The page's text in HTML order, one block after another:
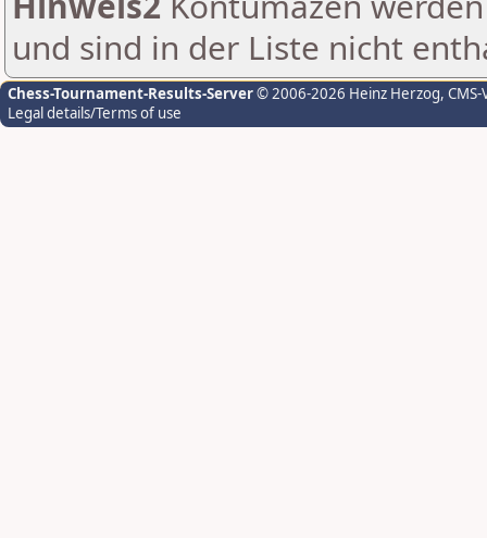
und sind in der Liste nicht
Chess-Tournament-Results-Server© 2006-2026 Heinz Herzog,
Legal details/Terms of use